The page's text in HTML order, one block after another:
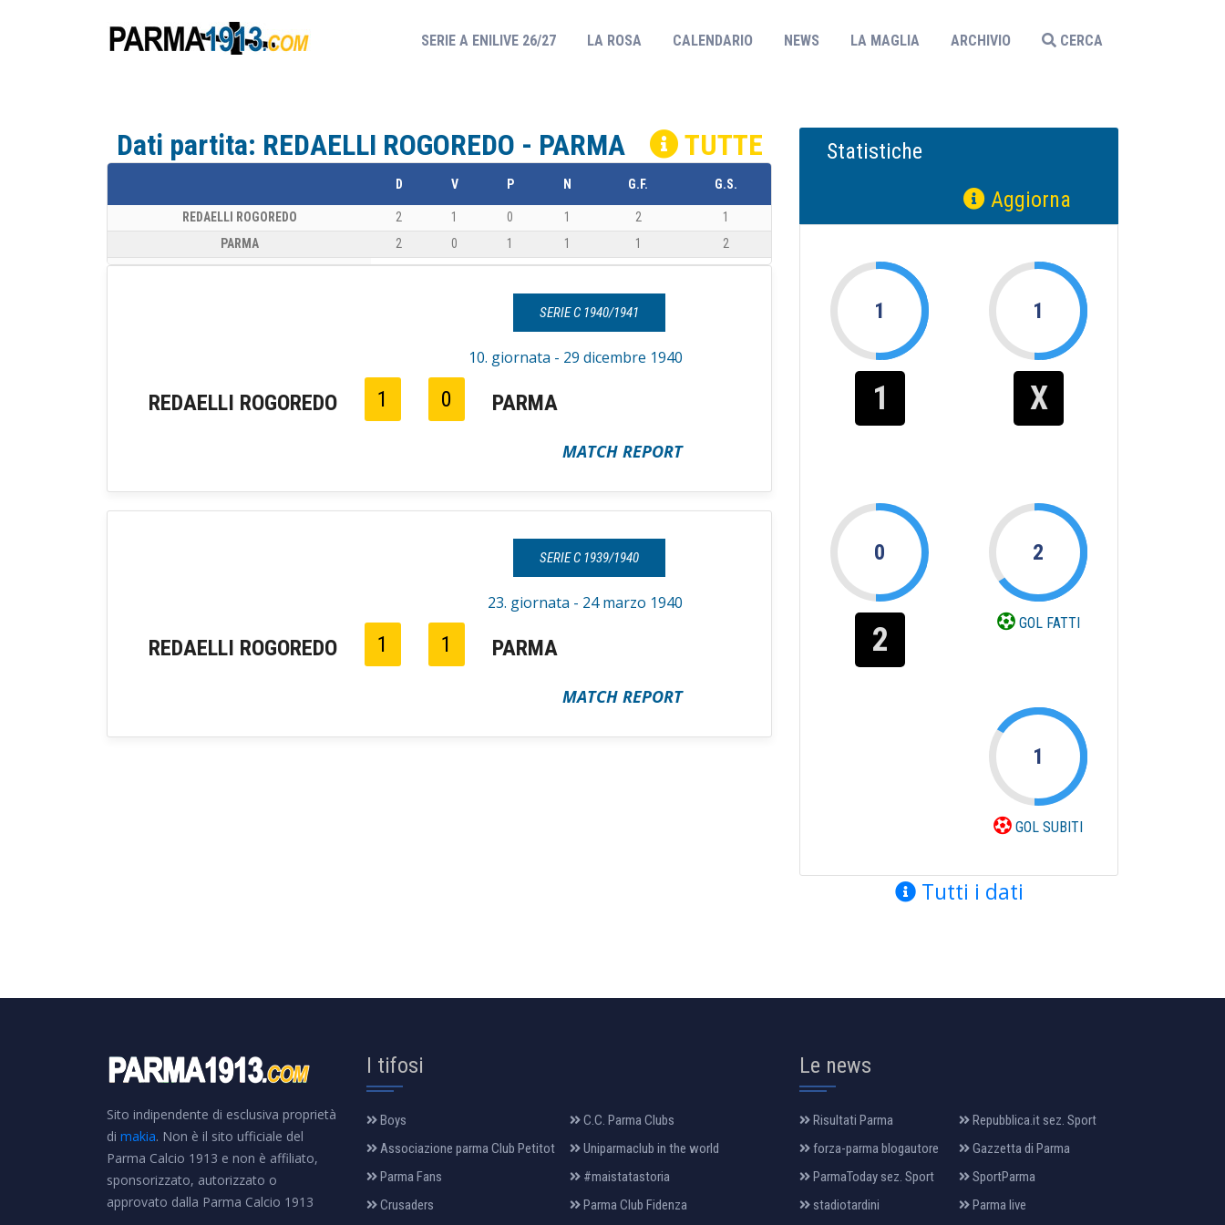
SERIE A ENILIVE 26/27(CURRENT)
LA ROSA CALENDARIO NEWS LA MAGLIA ARCHIVIO CERCA
Dati partita: REDAELLI ROGOREDO - PARMA TUTTE
D V P N G.F. G.S.
REDAELLI ROGOREDO 2 1 0 1 2
1
PARMA
2 0 1 1 1 2
SERIE C 1940/1941
10. giornata - 29 dicembre 1940
REDAELLI ROGOREDO 1 0 PARMA
MATCH REPORT
SERIE C 1939/1940
23. giornata - 24 marzo 1940
REDAELLI ROGOREDO 1 1 PARMA
MATCH REPORT
Statistiche
Aggiorna
1
1
1
X
0
2
2
GOL FATTI
1
GOL SUBITI
Tutti i dati
Sito indipendente di esclusiva proprietà
di makia. Non è il sito ufficiale del
Parma Calcio 1913 e non è affiliato,
sponsorizzato, autorizzato o
approvato dalla Parma Calcio 1913
I tifosi
Boys
C.C. Parma Clubs
Associazione parma Club Petitot
Uniparmaclub in the world
Parma Fans
#maistatastoria
Crusaders
Parma Club Fidenza
Le news
Risultati Parma
Repubblica.it sez. Sport
forza-parma blogautore
Gazzetta di Parma
ParmaToday sez. Sport
SportParma
stadiotardini
Parma live